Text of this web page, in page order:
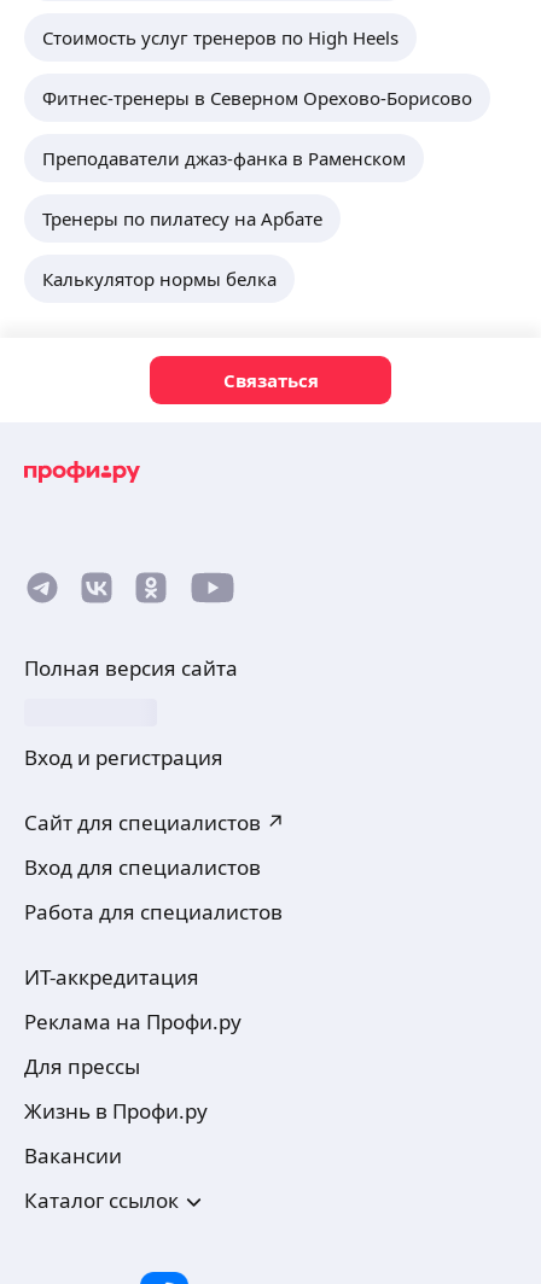
Стоимость услуг тренеров по High Heels
Фитнес-тренеры в Северном Орехово-Борисово
Преподаватели джаз-фанка в Раменском
Тренеры по пилатесу на Арбате
Калькулятор нормы белка
Связаться
Полная версия сайта
Вход и регистрация
Сайт для специалистов ↗
Вход для специалистов
Работа для специалистов
ИТ-аккредитация
Реклама на Профи.ру
Для прессы
Жизнь в Профи.ру
Вакансии
Каталог ссылок